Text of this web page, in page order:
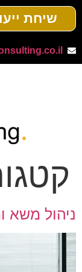
שיחת
ניהול משא